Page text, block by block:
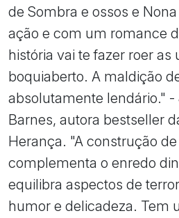
de Sombra e ossos e
ação e com um romance
história vai te fazer roer as
boquiaberto. A maldição
absolutamente lendário." -
Barnes, autora bestseller
Herança. "A construção
complementa o enredo
equilibra aspectos de
humor e delicadeza. Tem